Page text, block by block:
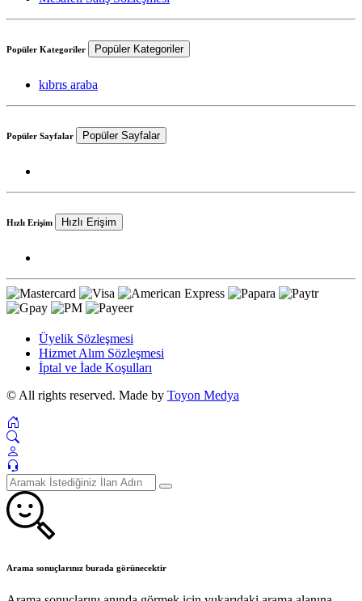
Popüler Kategoriler Popüler Kategoriler
kıbrıs araba
Popüler Sayfalar Popüler Sayfalar
Hızlı Erişim Hızlı Erişim
Üyelik Sözleşmesi
Hizmet Alım Sözleşmesi
İptal ve İade Koşulları
© All rights reserved. Made by Toyon Medya
Arama sonuçlarınız burada görünecektir